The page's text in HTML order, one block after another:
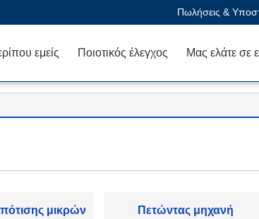
Πωλήσεις &
εμείς Ποιοτικός έλεγχος
στατών
Αυτόματη μηχανή